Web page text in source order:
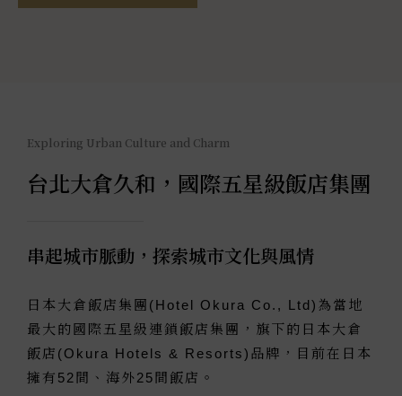
Exploring Urban Culture and Charm
台北大倉久和，國際五星級飯店集團
串起城市脈動，探索城市文化與風情
日本大倉飯店集團(Hotel Okura Co., Ltd)為當地
最大的國際五星級連鎖飯店集團，旗下的日本大倉
飯店(Okura Hotels & Resorts)品牌，目前在日本
擁有52間、海外25間飯店。